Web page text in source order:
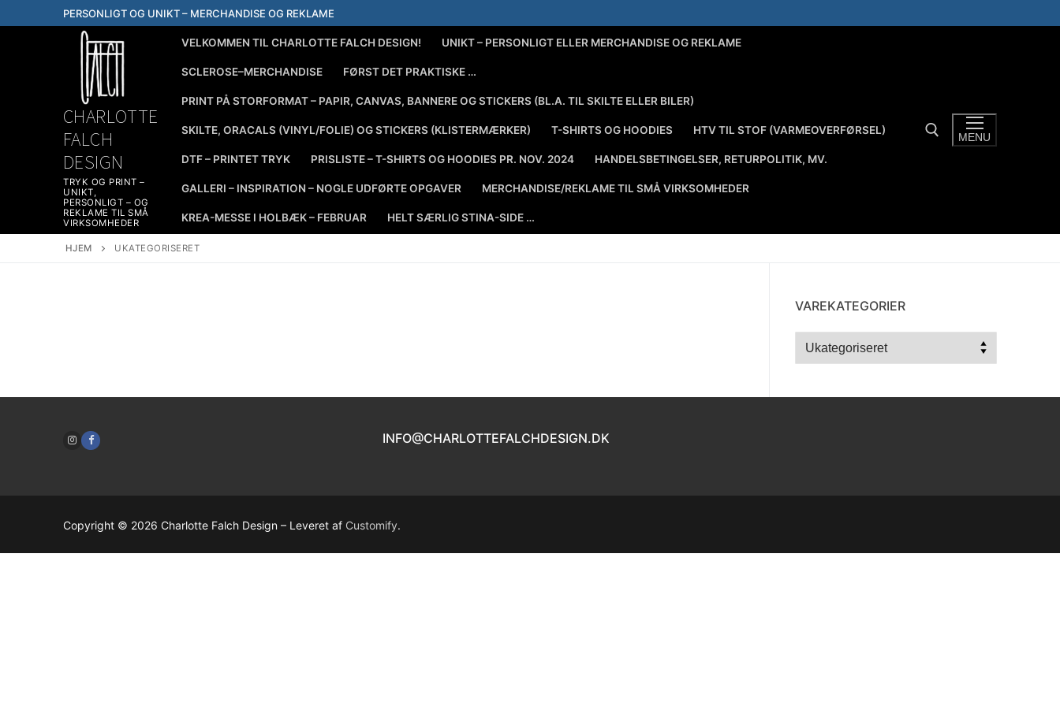
til
PERSONLIGT OG UNIKT – MERCHANDISE OG REKLAME
CHARLOTTE
FALCH
DESIGN
TRYK OG PRINT –
UNIKT,
PERSONLIGT – OG
REKLAME TIL SMÅ
VIRKSOMHEDER
VELKOMMEN TIL CHARLOTTE FALCH DESIGN! UNIKT – PERSONLIGT ELLER MERCHANDISE OG REKLAME
SCLEROSE–MERCHANDISE FØRST DET PRAKTISKE …
PRINT PÅ STORFORMAT – PAPIR, CANVAS, BANNERE OG STICKERS (BL.A. TIL SKILTE ELLER BILER)
SKILTE, ORACALS (VINYL/FOLIE) OG STICKERS (KLISTERMÆRKER) T-SHIRTS OG HOODIES HTV TIL STOF (VARMEOVERFØRSEL)
DTF – PRINTET TRYK PRISLISTE – T-SHIRTS OG HOODIES PR. NOV. 2024 HANDELSBETINGELSER, RETURPOLITIK, MV.
GALLERI – INSPIRATION – NOGLE UDFØRTE OPGAVER MERCHANDISE/REKLAME TIL SMÅ VIRKSOMHEDER
KREA-MESSE I HOLBÆK – FEBRUAR HELT SÆRLIG STINA-SIDE …
Søg efter:
MENU
HJEM UKATEGORISERET
VAREKATEGORIER
INFO@CHARLOTTEFALCHDESIGN.DK
Copyright © 2026 Charlotte Falch Design – Leveret af Customify.
Disse cookies
fravælges. de